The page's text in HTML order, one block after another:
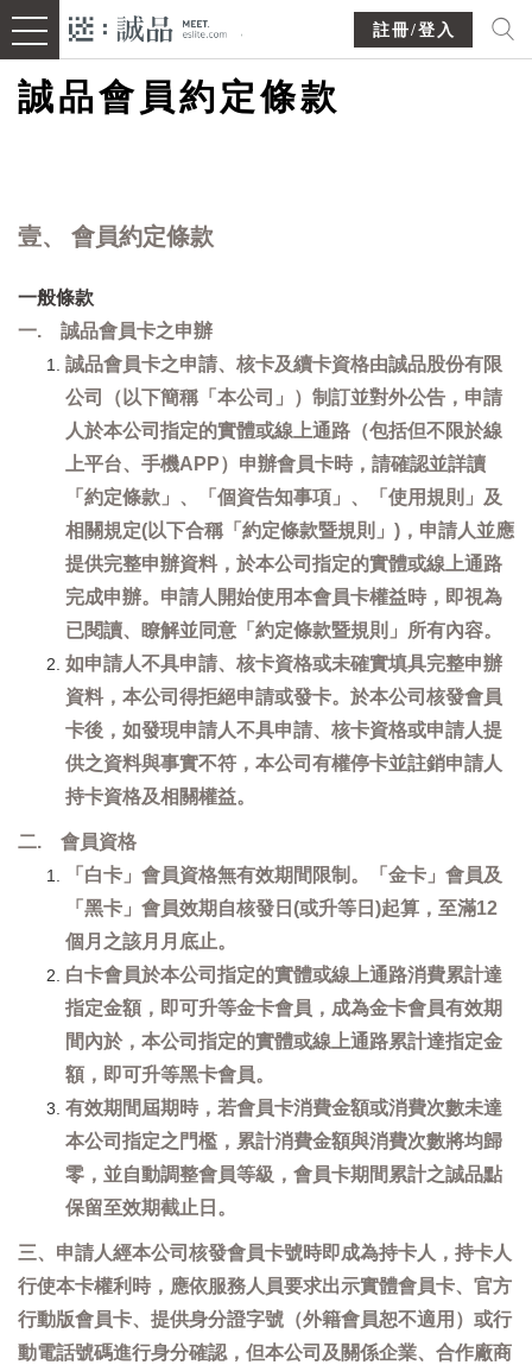
註冊/登入
誠品會員約定條款
壹、 會員約定條款
一般條款
一. 誠品會員卡之申辦
誠品會員卡之申請、核卡及續卡資格由誠品股份有限
公司（以下簡稱「本公司」）制訂並對外公告，申請
人於本公司指定的實體或線上通路（包括但不限於線
上平台、手機APP）申辦會員卡時，請確認並詳讀
「約定條款」、「個資告知事項」、「使用規則」及
相關規定(以下合稱「約定條款暨規則」)，申請人並應
提供完整申辦資料，於本公司指定的實體或線上通路
完成申辦。申請人開始使用本會員卡權益時，即視為
已閱讀、瞭解並同意「約定條款暨規則」所有內容。
如申請人不具申請、核卡資格或未確實填具完整申辦
資料，本公司得拒絕申請或發卡。於本公司核發會員
卡後，如發現申請人不具申請、核卡資格或申請人提
供之資料與事實不符，本公司有權停卡並註銷申請人
持卡資格及相關權益。
二. 會員資格
「白卡」會員資格無有效期間限制。「金卡」會員及
「黑卡」會員效期自核發日(或升等日)起算，至滿12
個月之該月月底止。
白卡會員於本公司指定的實體或線上通路消費累計達
指定金額，即可升等金卡會員，成為金卡會員有效期
間內於，本公司指定的實體或線上通路累計達指定金
額，即可升等黑卡會員。
有效期間屆期時，若會員卡消費金額或消費次數未達
本公司指定之門檻，累計消費金額與消費次數將均歸
零，並自動調整會員等級，會員卡期間累計之誠品點
保留至效期截止日。
三、申請人經本公司核發會員卡號時即成為持卡人，持卡人
行使本卡權利時，應依服務人員要求出示實體會員卡、官方
行動版會員卡、提供身分證字號（外籍會員恕不適用）或行
動電話號碼進行身分確認，但本公司及關係企業、合作廠商